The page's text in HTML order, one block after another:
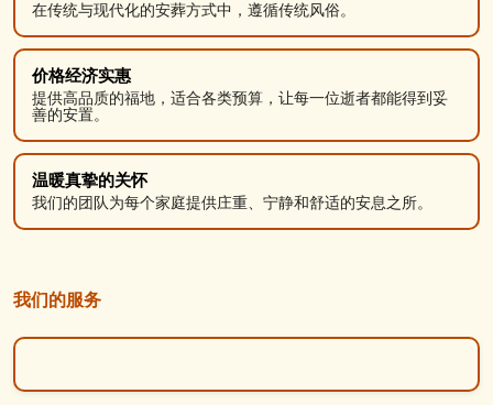
在传统与现代化的安葬方式中，遵循传统风俗。
价格经济实惠
提供高品质的福地，适合各类预算，让每一位逝者都能得到妥
善的安置。
温暖真挚的关怀
我们的团队为每个家庭提供庄重、宁静和舒适的安息之所。
我们的服务